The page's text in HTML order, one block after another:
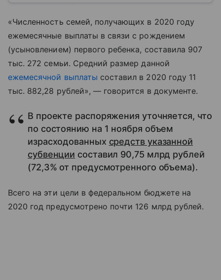
«Численность семей, получающих в 2020 году
ежемесячные выплаты в связи с рождением
(усыновлением) первого ребенка, составила 907
тыс. 272 семьи. Средний размер данной
ежемесячной выплаты составил в 2020 году 11
тыс. 882,28 рублей», — говорится в документе.
В проекте распоряжения уточняется, что
по состоянию на 1 ноября объем
израсходованных средств указанной
субвенции составил 90,75 млрд рублей
(72,3% от предусмотренного объема).
Всего на эти цели в федеральном бюджете на
2020 год предусмотрено почти 126 млрд рублей.